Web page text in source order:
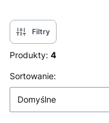
Filtry
Produkty: 4
Lista produktów
Sortowanie:
Domyślne